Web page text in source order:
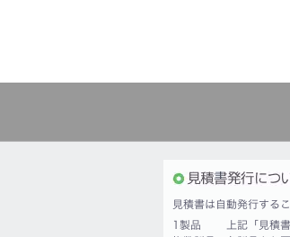
見積書は自動発行する
1製品
上記「見積